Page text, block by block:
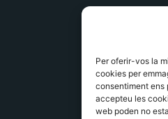
Per oferir-vos la
cookies per
consentiment ens
accepteu les
web poden no